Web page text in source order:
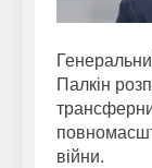
Палкін
війни.